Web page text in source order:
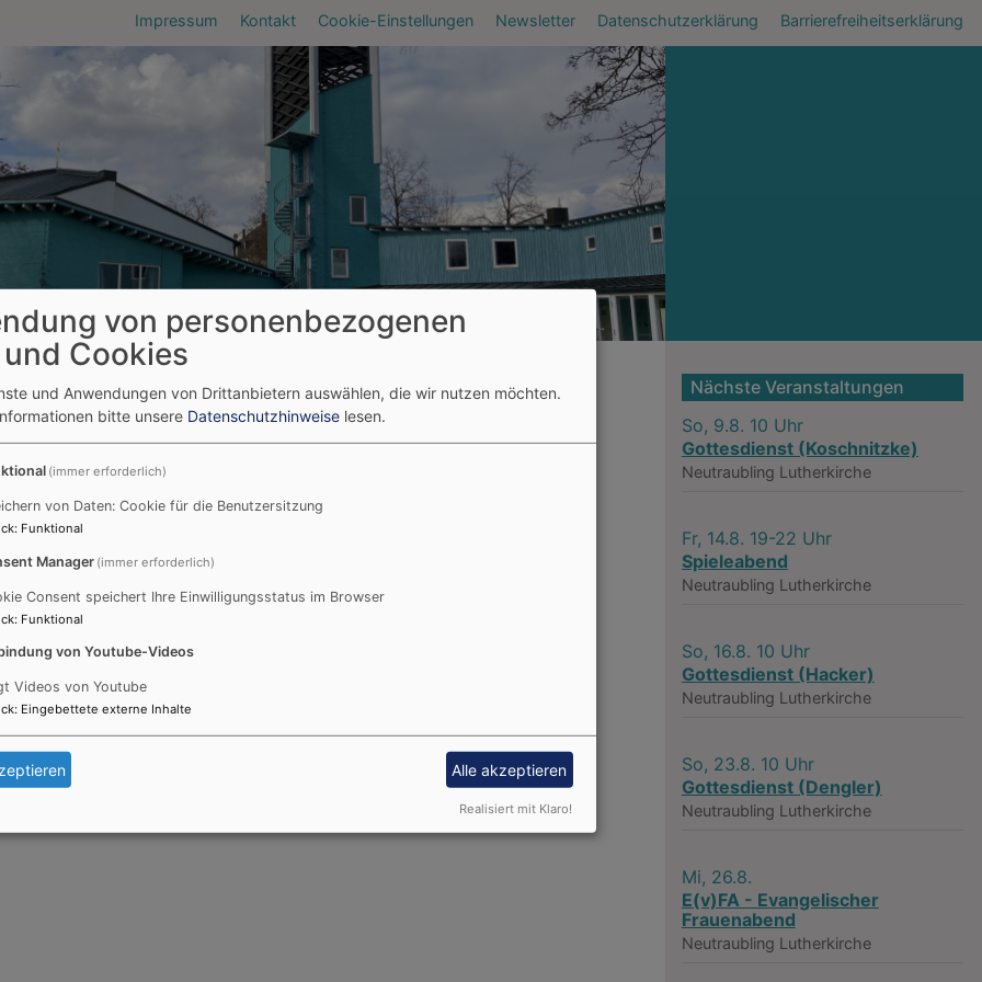
Fußbereichsmenü
Impressum Kontakt Cookie-Einstellungen Newsletter Datenschutzerklärung Barrierefreiheitserklärung
Kirchgeld
Nächste Veranstaltungen
So, 9.8. 10 Uhr
Gottesdienst (Koschnitzke)
Neutraubling Lutherkirche
Fr, 14.8. 19-22 Uhr
Spieleabend
Neutraubling Lutherkirche
So, 16.8. 10 Uhr
Gottesdienst (Hacker)
Neutraubling Lutherkirche
So, 23.8. 10 Uhr
Gottesdienst (Dengler)
Neutraubling Lutherkirche
Mi, 26.8.
E(v)FA - Evangelischer
Frauenabend
Neutraubling Lutherkirche
von personenbezogenen
Cookies
und Anwendungen von Drittanbietern auswählen, die wir nutzen möchten.
bitte unsere Datenschutzhinweise lesen.
(immer erforderlich)
von Daten: Cookie für die Benutzersitzung
: Funktional
Manager (immer erforderlich)
Consent speichert Ihre Einwilligungsstatus im Browser
: Funktional
von Youtube-Videos
Videos von Youtube
: Eingebettete externe Inhalte
Alle akzeptieren
Realisiert mit Klaro!